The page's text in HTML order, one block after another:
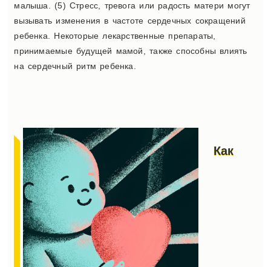
малыша. (5) Стресс, тревога или радость матери могут
вызывать изменения в частоте сердечных сокращений
ребенка. Некоторые лекарственные препараты,
принимаемые будущей мамой, также способны влиять
на сердечный ритм ребенка.
Как